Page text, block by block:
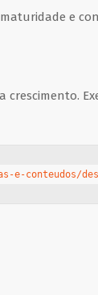
e
e-conteudos/